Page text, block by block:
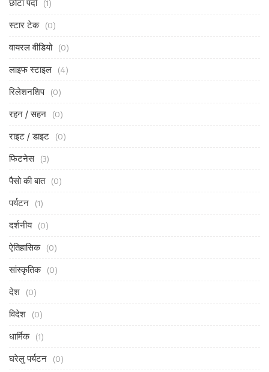
छोटा पर्दा (1)
स्टार टेक (0)
वायरल वीडियो (0)
लाइफ स्टाइल (4)
रिलेशनशिप (0)
रहन / सहन (0)
राइट / डाइट (0)
फिटनेस (3)
पैसो की बात (0)
पर्यटन (1)
दर्शनीय (0)
ऐतिहासिक (0)
सांस्कृतिक (0)
देश (0)
विदेश (0)
धार्मिक (1)
घरेलु पर्यटन (0)